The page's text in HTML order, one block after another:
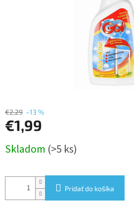
€2,29 –13 %
€1,99
cena:
Skladom (>5 ks)
Pridať do košíka